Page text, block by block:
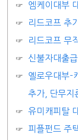
엠케이대부
리드코프 추
리드코프 무
신불자대출
옐로우대부-
추가, 단무지
유미캐피탈
피플펀드 주